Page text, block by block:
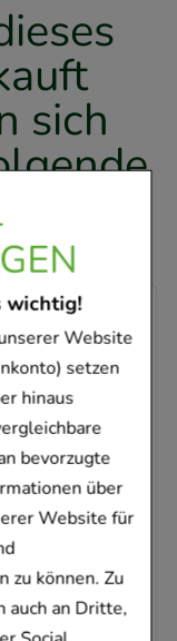
wichtig!
Website
setzen
hinaus
bevorzugte
über
Website für
zu können. Zu
auch an Dritte,
sich